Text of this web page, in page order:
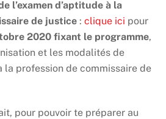
l’examen d’aptitude à la
de justice :clique ici pour
2020 fixant le programme,
et les modalités de
la profession de commissaire de
pour pouvoir te préparer au